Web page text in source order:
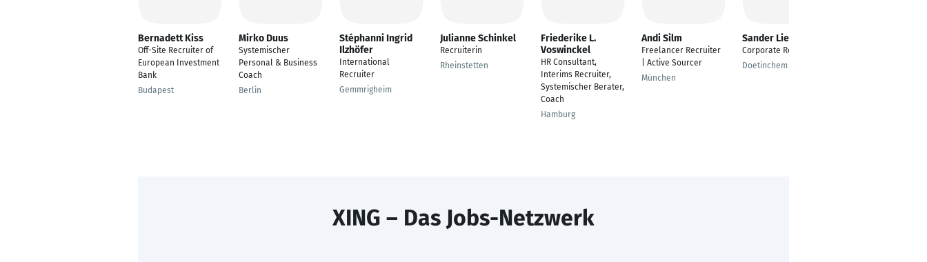
Bernadett Kiss
Off-Site Recruiter of
European Investment
Bank
Budapest
Mirko Duus
Systemischer
Personal & Business
Coach
Berlin
Stéphanni Ingrid
Ilzhöfer
International
Recruiter
Gemmrigheim
Julianne Schinkel
Recruiterin
Rheinstetten
Friederike L.
Voswinckel
HR Consultant,
Interims Recruiter,
Systemischer Berater,
Coach
Hamburg
Andi Silm
Freelancer Recruiter
| Active Sourcer
München
Sander Liebrand
Corporate Recruiter
Doetinchem
XING – Das Jobs-Netzwerk